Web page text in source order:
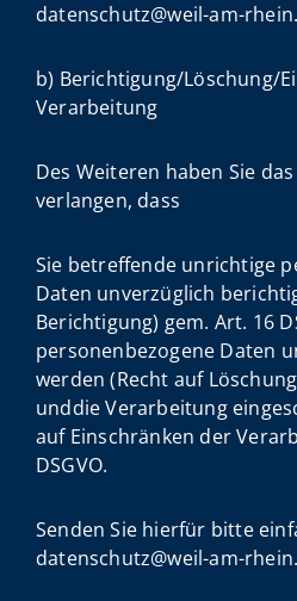
datenschutz@weil-am-
b) Berichtigung/Löschung/
Verarbeitung
Des Weiteren haben Sie
verlangen, dass
Sie betreffende unrichtige
Daten unverzüglich
Berichtigung) gem. Art. 16
personenbezogene Daten
werden (Recht auf
unddie Verarbeitung
auf Einschränken der
DSGVO.
Senden Sie hierfür bitte
datenschutz@weil-am-